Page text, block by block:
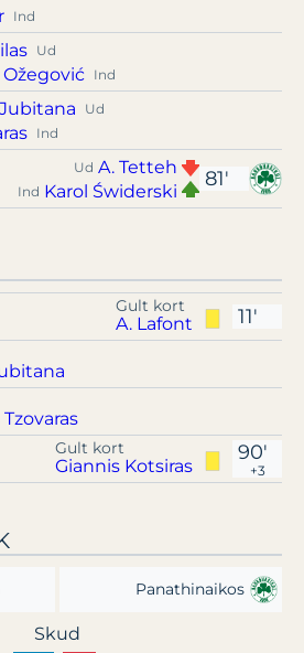
Ind
Ud
Ind
Ud
Ind
81'
Ud A. Tetteh
Ind Karol Świderski
11'
Gult kort
A. Lafont
90'
+3
Gult kort
Giannis Kotsiras
Panathinaikos
Skud